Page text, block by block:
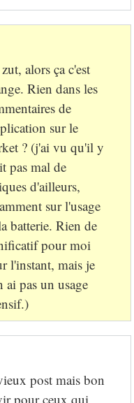
alors ça c'est
Rien dans les
de
sur le
? (j'ai vu qu'il y
pas mal de
d'ailleurs,
sur l'usage
batterie. Rien de
pour moi
l'instant, mais je
ai pas un usage
post mais bon
pour ceux qui